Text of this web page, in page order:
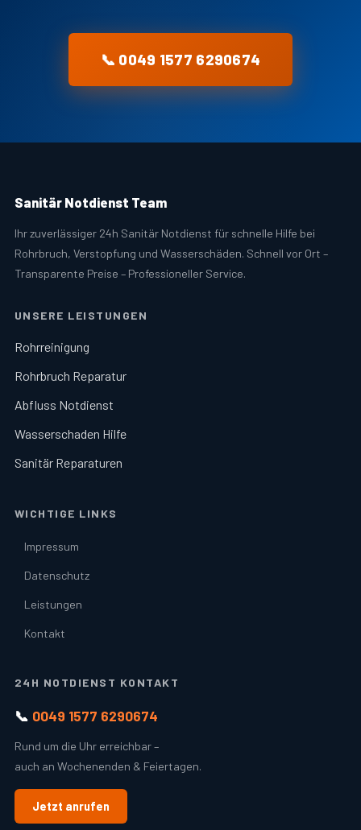
📞 0049 1577 6290674
Sanitär Notdienst Team
Ihr zuverlässiger 24h Sanitär Notdienst für schnelle Hilfe bei
Rohrbruch, Verstopfung und Wasserschäden. Schnell vor Ort –
Transparente Preise – Professioneller Service.
UNSERE LEISTUNGEN
Rohrreinigung
Rohrbruch Reparatur
Abfluss Notdienst
Wasserschaden Hilfe
Sanitär Reparaturen
WICHTIGE LINKS
Impressum
Datenschutz
Leistungen
Kontakt
24H NOTDIENST KONTAKT
📞 0049 1577 6290674
Rund um die Uhr erreichbar –
auch an Wochenenden & Feiertagen.
Jetzt anrufen